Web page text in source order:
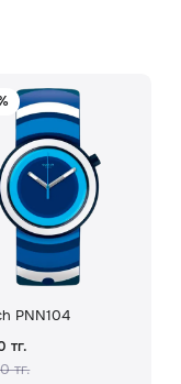
PNN104
тг.
тг.